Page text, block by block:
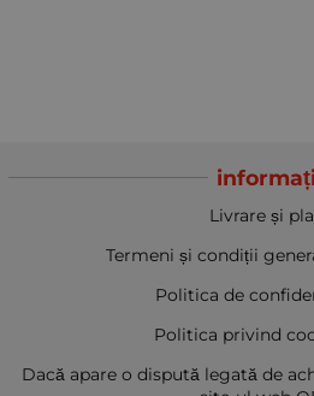
Livrare și
Termeni și condiții
Politica de
Politica privind
Dacă apare o dispută legată de